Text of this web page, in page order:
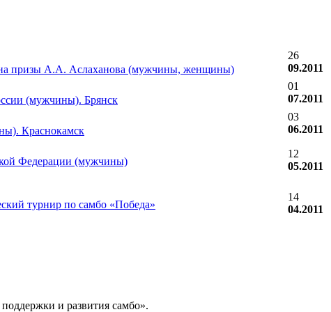
призы А.А. Аслаханова (мужчины, женщины)
26
09.2011
(мужчины). Брянск
01
07.2011
Краснокамск
03
06.2011
Федерации (мужчины)
12
05.2011
турнир по самбо «Победа»
14
04.2011
и развития самбо».